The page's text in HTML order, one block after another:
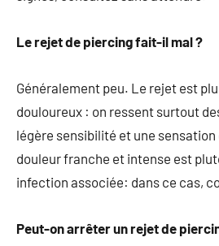
Le rejet de piercing fait-il mal ?
Généralement peu. Le rejet est
douloureux : on ressent surtout
légère sensibilité et une
douleur franche et intense est
infection associée: dans ce cas,
Peut-on arrêter un rejet de